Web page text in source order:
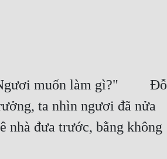
muốn làm gì?"   Đỗ
ta nhìn ngươi đã nửa
nhà đưa trước, bằng không